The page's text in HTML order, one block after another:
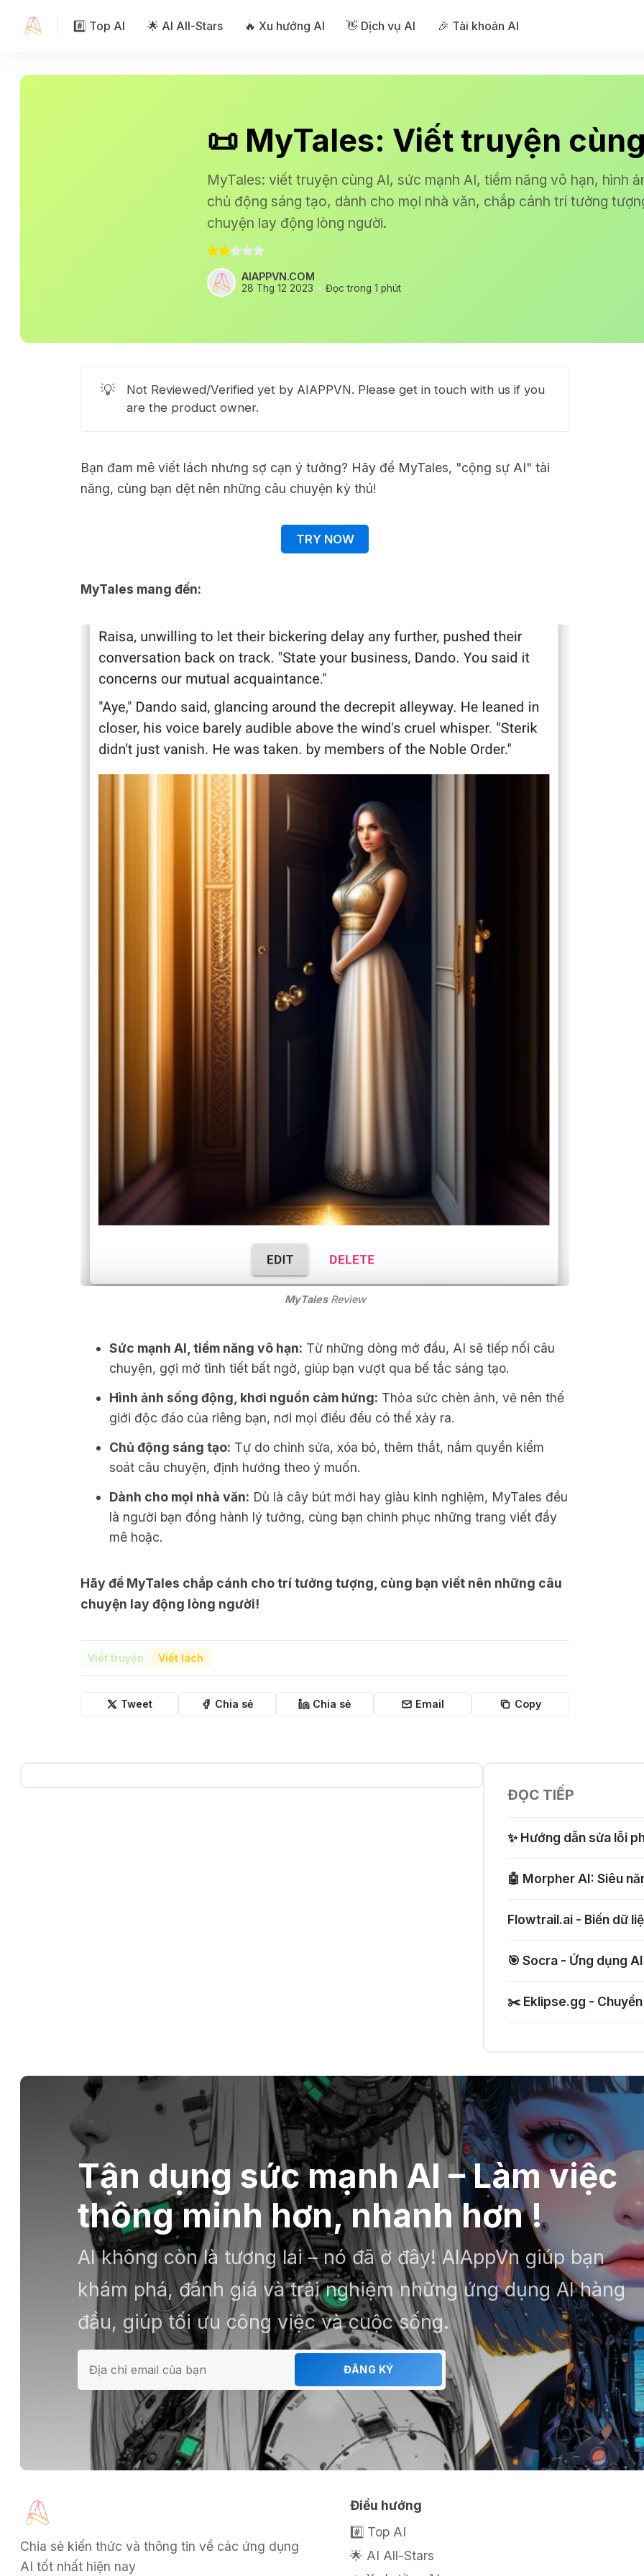
#️⃣ Top AI 🌟 AI All-Stars 🔥 Xu hướng AI 👋 Dịch vụ AI 🎉 Tài khoản AI
📜 MyTales: Viết truyện
MyTales: viết truyện cùng AI, sức mạnh AI, tiềm năng vô hạn, hình
chủ động sáng tạo, dành cho mọi nhà văn, chắp cánh trí tưởng
chuyện lay động lòng người.
AIAPPVN.COM
28 Thg 12 2023 Đọc trong 1 phút
💡
Not Reviewed/Verified yet by AIAPPVN. Please get in touch with us if you
are the product owner.
Bạn đam mê viết lách nhưng sợ cạn ý tưởng? Hãy để MyTales, "cộng sự AI" tài
năng, cùng bạn dệt nên những câu chuyện kỳ thú!
TRY NOW
MyTales mang đến:
MyTales Review
Sức mạnh AI, tiềm năng vô hạn: Từ những dòng mở đầu, AI sẽ tiếp nối câu
chuyện, gợi mở tình tiết bất ngờ, giúp bạn vượt qua bế tắc sáng tạo.
Hình ảnh sống động, khơi nguồn cảm hứng: Thỏa sức chèn ảnh, vẽ nên thế
giới độc đáo của riêng bạn, nơi mọi điều đều có thể xảy ra.
Chủ động sáng tạo: Tự do chỉnh sửa, xóa bỏ, thêm thắt, nắm quyền kiểm
soát câu chuyện, định hướng theo ý muốn.
Dành cho mọi nhà văn: Dù là cây bút mới hay giàu kinh nghiệm, MyTales đều
là người bạn đồng hành lý tưởng, cùng bạn chinh phục những trang viết đầy
mê hoặc.
Hãy để MyTales chắp cánh cho trí tưởng tượng, cùng bạn viết nên những câu
chuyện lay động lòng người!
Viết truyện Viết lách
Tweet Chia sẻ Chia sẻ Email Copy
ĐỌC TIẾP
✨ Hướng dẫn sửa lỗi
🤖 Morpher AI: Siêu
Flowtrail.ai - Biến dữ
🎯 Socra - Ứng dụng
✂️ Eklipse.gg -
Tận dụng sức mạnh AI – Làm việc
thông minh hơn, nhanh hơn !
AI không còn là tương lai – nó đã ở đây! AIAppVn giúp bạn
khám phá, đánh giá và trải nghiệm những ứng dụng AI hàng
đầu, giúp tối ưu công việc và cuộc sống.
ĐĂNG KÝ
Chia sẻ kiến thức và thông tin về các ứng dụng
AI tốt nhất hiện nay
Điều hướng
#️⃣ Top AI
🌟 AI All-Stars